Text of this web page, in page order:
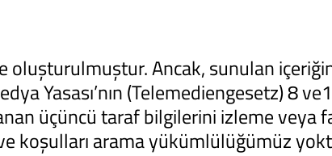
Ancak, sunulan
Yasası’nın (Telemediengesetz) 8
üçüncü taraf bilgilerini izleme veya
koşulları arama yükümlülüğümüz